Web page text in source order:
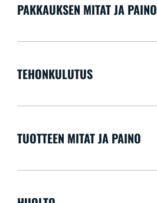
PAKKAUKSEN MITAT JA PAINO
TEHONKULUTUS
TUOTTEEN MITAT JA PAINO